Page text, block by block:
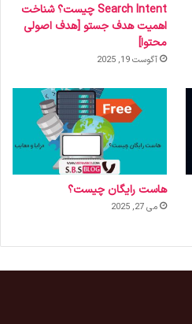
Search Intent چیست؟ شناخت
اهمیت هدف جستو [هدف اصولی
محتوا]
آگوست 19, 2025
هاست رایگان چیست؟
می 27, 2025